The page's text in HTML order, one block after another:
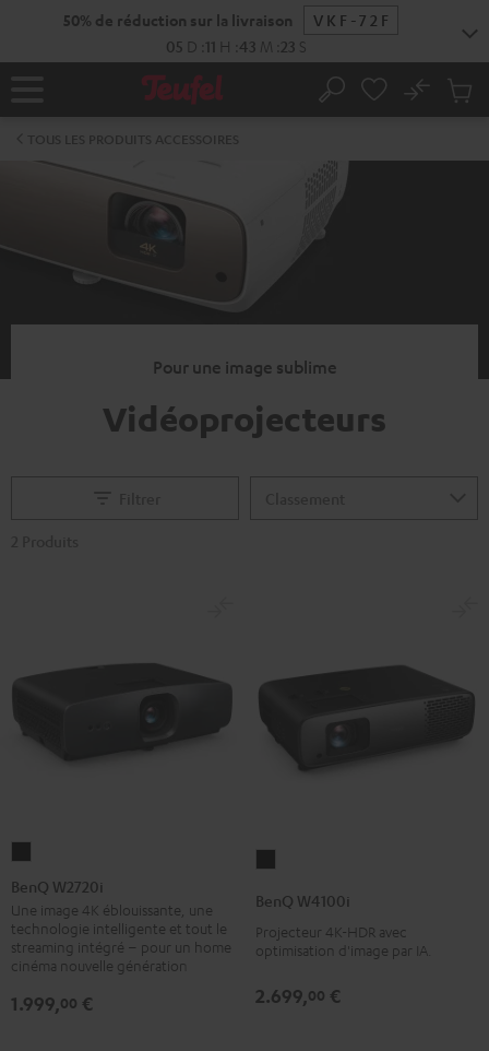
50% de réduction sur la livraison
VKF-72F
05 D 11 H 43 M 22 S
Page
Rechercher
No
panier
Pour une image sublime
Vidéoprojecteurs
W2720i
Noir
BenQ W2720i
Une image 4K éblouissante, une
technologie intelligente et tout le
streaming intégré – pour un home
cinéma nouvelle génération
1.999,00 €
Noir
BenQ W4100i
Projecteur 4K-HDR avec
optimisation d'image par IA.
2.699,00 €